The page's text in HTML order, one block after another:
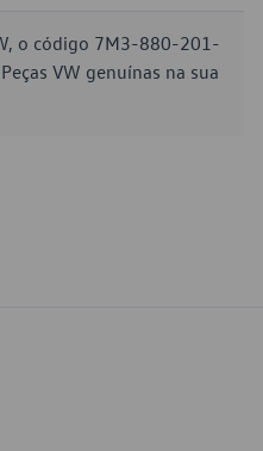
o código 7M3-880-201-
VW genuínas na sua